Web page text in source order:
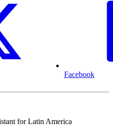
Facebook
for Latin America